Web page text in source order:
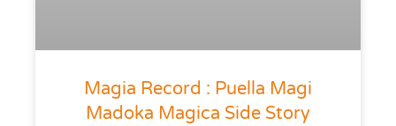
Magia Record : Puella Magi
Madoka Magica Side Story